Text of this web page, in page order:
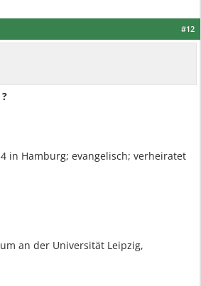
#12
in Hamburg; evangelisch; verheiratet
an der Universität Leipzig,